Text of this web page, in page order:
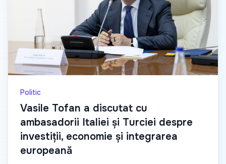
Politic
Vasile Tofan a discutat cu
ambasadorii Italiei și Turciei despre
investiții, economie și integrarea
europeană